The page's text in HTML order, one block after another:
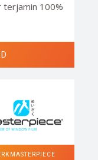
terjamin 100%
MASTERPIECE